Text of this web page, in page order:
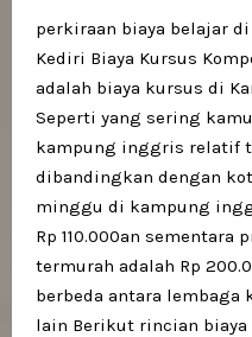
perkiraan biaya belajar
Kediri Biaya Kursus
adalah biaya kursus di
Seperti yang sering
kampung inggris relatif
dibandingkan dengan
minggu di kampung
Rp 110.000an sementara
termurah adalah Rp
berbeda antara lembaga
lain Berikut rincian